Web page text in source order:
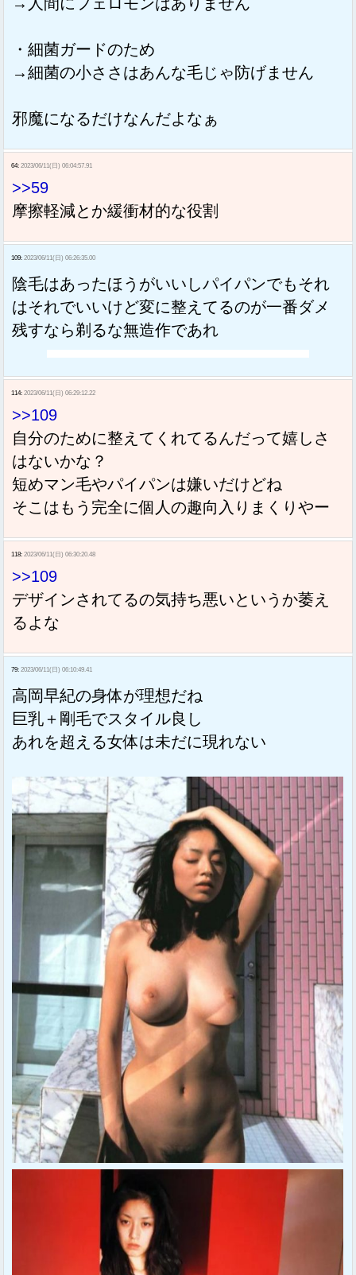
・細菌ガードのため
→細菌の小ささはあんな毛じゃ防げません
邪魔になるだけなんだよなぁ
64: 2023/06/11(日) 06:04:57.91
>>59
摩擦軽減とか緩衝材的な役割
109: 2023/06/11(日) 06:26:35.00
陰毛はあったほうがいいしパイパンでもそれ
はそれでいいけど変に整えてるのが一番ダメ
残すなら剃るな無造作であれ
114: 2023/06/11(日) 06:29:12.22
>>109
自分のために整えてくれてるんだって嬉しさ
はないかな？
短めマン毛やパイパンは嫌いだけどね
そこはもう完全に個人の趣向入りまくりやー
118: 2023/06/11(日) 06:30:20.48
>>109
デザインされてるの気持ち悪いというか萎え
るよな
79: 2023/06/11(日) 06:10:49.41
高岡早紀の身体が理想だね
巨乳＋剛毛でスタイル良し
あれを超える女体は未だに現れない